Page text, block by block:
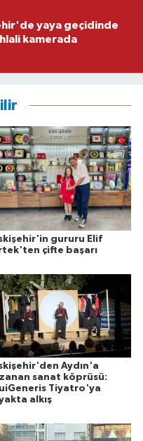
yaya geçidinde
kamerada
gururu Elif
çifte başarı
Aydın'a
sanat köprüsü:
Tiyatro'ya
alkış